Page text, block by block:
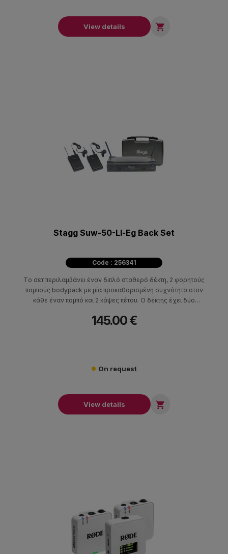
View details 
Stagg Suw-50-Ll-Eg Back Set
Code : 256341
Τo σετ περιλαμβάνει έναν διπλό σταθερό δέκτη, 2 φορητούς
πομπούς bodypack με μία προκαθορισμένη συχνότητα στον
κάθε έναν πομπό και 2 κάψες πέτου. Ο δέκτης έχει δύο
ρύθμισης της στάθμης έντασης. Περιλαμβάνεται σκληρή θήκη
145.00 €
On request
View details 